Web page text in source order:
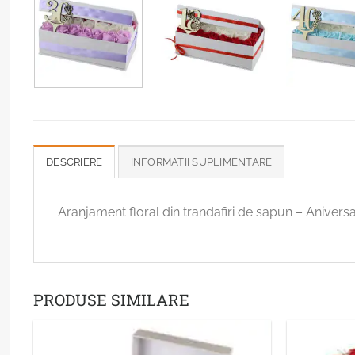
DESCRIERE INFORMATII SUPLIMENTARE
Aranjament floral din trandafiri de sapun –
PRODUSE SIMILARE